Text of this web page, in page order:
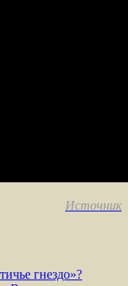
Источник
гнездо»?